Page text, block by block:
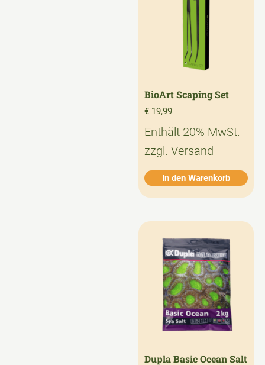
BioArt Scaping Set
€ 19,99
Enthält 20% MwSt.
zzgl. Versand
In den Warenkorb
Dupla Basic Ocean Salt